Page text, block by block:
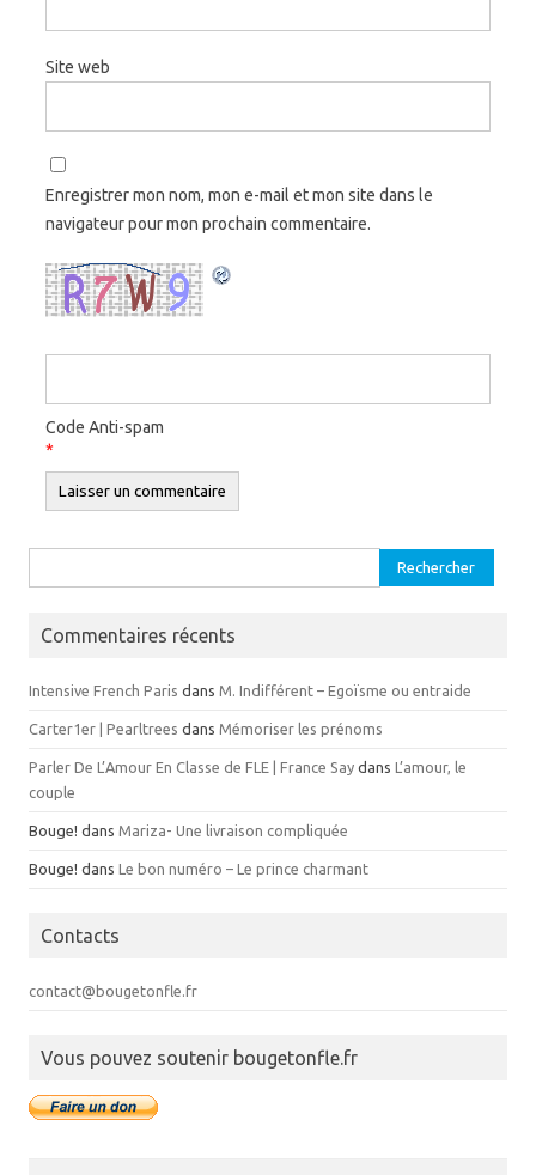
Site web
Enregistrer mon nom, mon e-mail et mon site dans le
navigateur pour mon prochain commentaire.
Code Anti-spam
*
Commentaires récents
Intensive French Paris dans M. Indifférent – Egoïsme ou entraide
Carter1er | Pearltrees dans Mémoriser les prénoms
Parler De L’Amour En Classe de FLE | France Say dans L’amour, le
couple
Bouge! dans Mariza- Une livraison compliquée
Bouge! dans Le bon numéro – Le prince charmant
Contacts
contact@bougetonfle.fr
Vous pouvez soutenir bougetonfle.fr